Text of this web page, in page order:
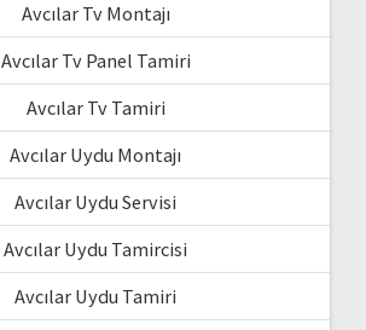
Avcılar Tv Montajı
Avcılar Tv Panel Tamiri
Avcılar Tv Tamiri
Avcılar Uydu Montajı
Avcılar Uydu Servisi
Avcılar Uydu Tamircisi
Avcılar Uydu Tamiri